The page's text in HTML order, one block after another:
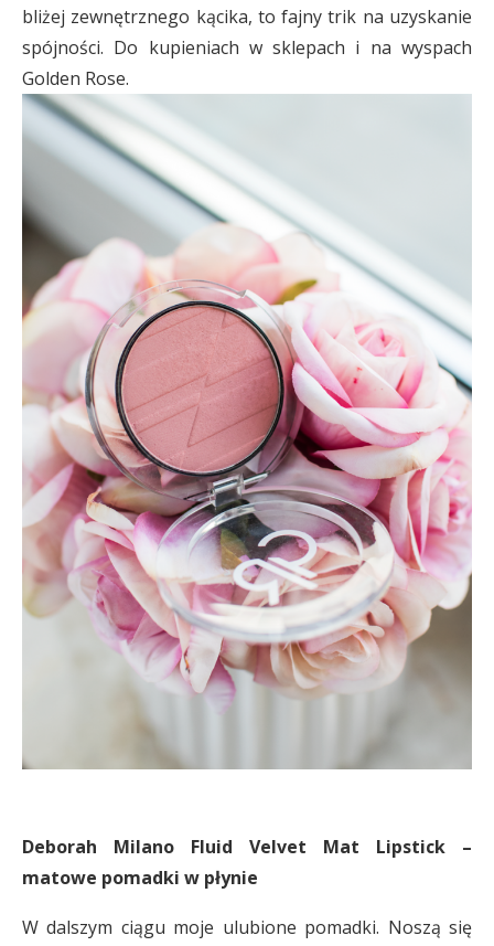
bliżej zewnętrznego kącika, to fajny trik na uzyskanie
spójności. Do kupieniach w sklepach i na wyspach
Golden Rose.
Deborah Milano Fluid Velvet Mat Lipstick –
matowe pomadki w płynie
W dalszym ciągu moje ulubione pomadki. Noszą się